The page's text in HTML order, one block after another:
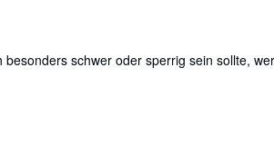
schwer oder sperrig sein sollte,